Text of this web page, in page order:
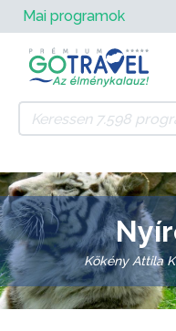
Mai programok
Kökény Attila